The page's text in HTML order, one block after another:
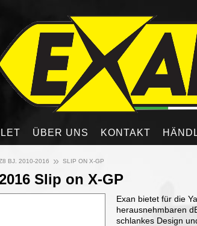
ÜBER UNS KONTAKT
BJ. 2010-2016 » SLIP ON X-GP
Slip on X-GP
Exan bietet für die
herausnehmbaren
schlankes Design